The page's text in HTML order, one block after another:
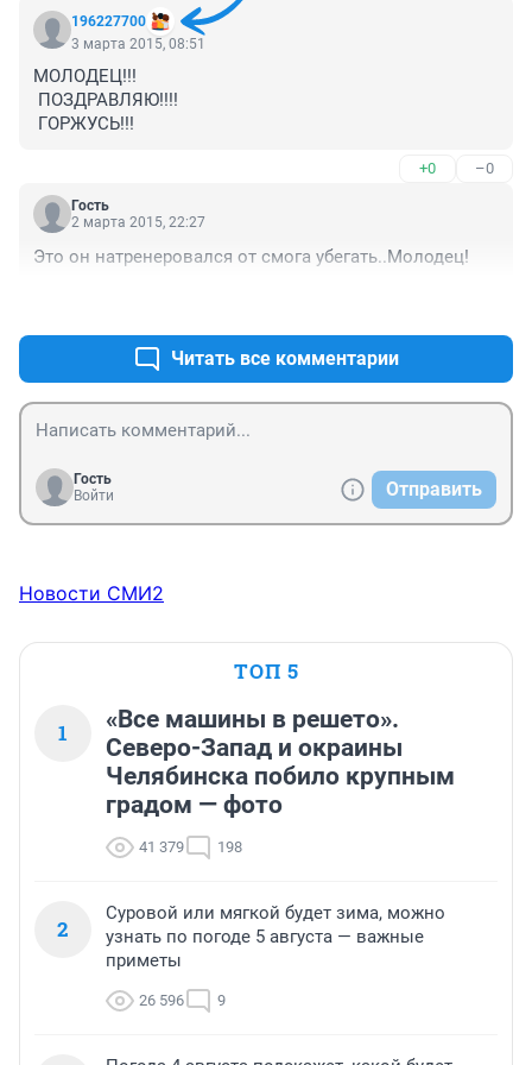
ЕЛЕНУ ВАЛЕНТИНОВНУ.УСПЕХОВ И ЗДОРОВЬЯ!
196227700
3 марта 2015, 08:51
МОЛОДЕЦ!!!
ПОЗДРАВЛЯЮ!!!!
ГОРЖУСЬ!!!
+0 –0
Гость
2 марта 2015, 22:27
Это он натренеровался от смога убегать..Молодец!
Читать все комментарии
Гость
Войти
Отправить
Новости СМИ2
ТОП 5
1
«Все машины в решето».
Северо-Запад и окраины
Челябинска побило крупным
градом — фото
41 379 198
2
Суровой или мягкой будет зима, можно
узнать по погоде 5 августа — важные
приметы
26 596 9